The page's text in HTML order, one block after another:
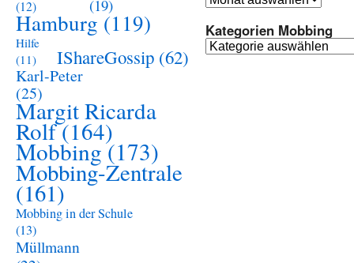
(12)
(19)
Hamburg (119)
Hilfe
(11)
IShareGossip (62)
Karl-Peter
(25)
Margit Ricarda
Rolf(164)
Mobbing(173)
Mobbing-Zentrale
(161)
Mobbing in der Schule
(13)
Müllmann
finden:
Kategorien Mobbing
Kategorien